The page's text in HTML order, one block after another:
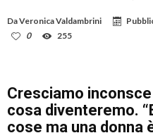
DaVeronica Valdambrini
0
255
Cresciamo
cosa diventeremo.
cose ma una donna